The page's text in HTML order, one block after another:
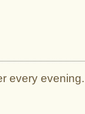
every